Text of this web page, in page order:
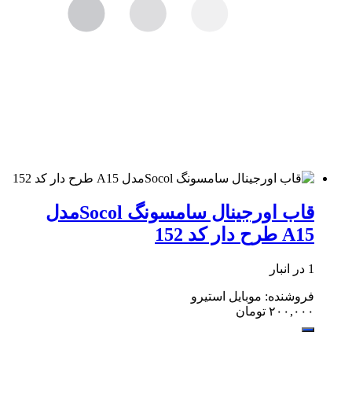
قاب اورجینال سامسونگ Socolمدل
A15 طرح دار کد 152
1 در انبار
فروشنده: موبایل استیرو
۲۰۰,۰۰۰ تومان